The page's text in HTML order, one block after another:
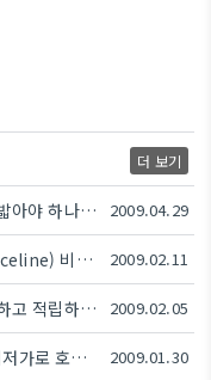
더 보기
첫 해외여행, 인천국제공항 수속은 어떻게 밟아야 하나요? 체크인부터 탑승까지. 2009.04.29
미국 최저가 호텔을 위한 프라이스라인(Priceline) 비딩 전략 10가지 2009.02.11
어렵기만 한 항공사 마일리지, 제대로 이해하고 적립하자! 2009.02.05
프라이스라인(Priceline) 비딩으로 미국 최저가로 호텔에서 머무르는 방법! 2009.01.30